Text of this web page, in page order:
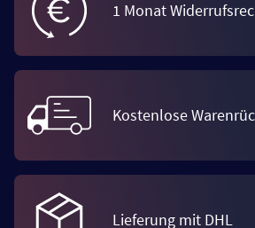
1 Monat
Kostenlose
Lieferung mit DHL